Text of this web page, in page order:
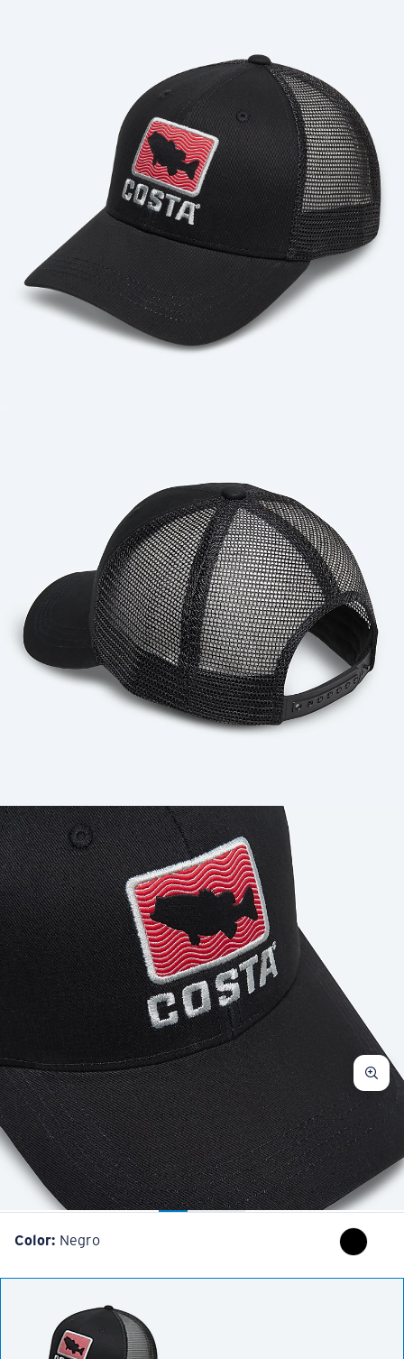
Precio:
Sin cargo
Cantidad:
Color: Negro